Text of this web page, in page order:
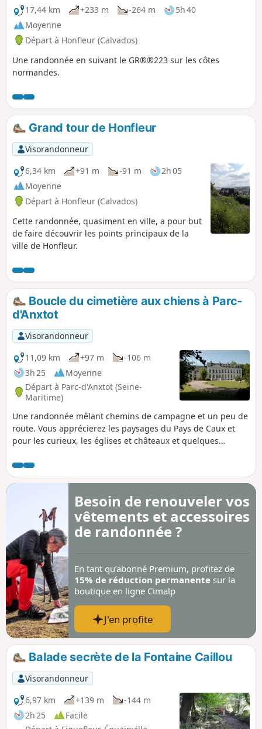
17,44 km
+233 m -264 m
5h 40
Moyenne
Départ à Honfleur (Calvados)
Une randonnée en suivant le GR®®223 sur les côtes
normandes.
Grand tour de Honfleur
Visorandonneur
6,34 km
+91 m -91 m
2h 05
Moyenne
Départ à Honfleur (Calvados)
Cette randonnée, quasiment en ville, a pour but
de faire découvrir les points principaux de la
ville de Honfleur.
Boucle du cimetière aux chiens à Parc-
d'Anxtot
Visorandonneur
11,09 km
+97 m
-106 m
3h 25
Moyenne
Départ à Parc-d'Anxtot (Seine-
Maritime)
Une randonnée mêlant chemins de campagne et un peu de
route. Vous apprécierez les paysages du Pays de Caux et
pour les curieux, les églises et châteaux et quelques
pourrez faire une halte au bar de Gommerville... et enfin,
curiosité atypique de ce parcours : le cimetière aux chiens.
Besoin de renouveler vos
vêtements et accessoires
de randonnée ?
En tant qu’abonné Premium, profitez de
15% de réduction permanente sur la
boutique en ligne Cimalp
J'en profite
Balade secrète de la Fontaine Caillou
Visorandonneur
6,97 km
+139 m
-144 m
2h 25
Facile